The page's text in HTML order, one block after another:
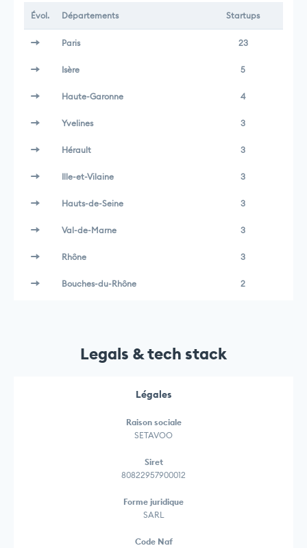
Évol. Départements Startups
Paris 23
Isère 5
Haute-Garonne 4
Yvelines 3
Hérault 3
Ille-et-Vilaine 3
Hauts-de-Seine 3
Val-de-Marne 3
Rhône 3
Bouches-du-Rhône 2
Legals & tech stack
Légales
Raison sociale
SETAVOO
Siret
80822957900012
Forme juridique
SARL
Code Naf